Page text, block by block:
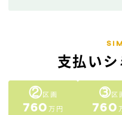
支払い
②区画
760万円
➂区
760